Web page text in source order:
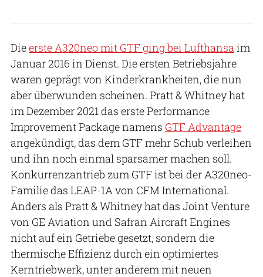
Dieerste A320neo mit GTF ging bei Lufthansa im
Januar 2016 in Dienst. Die ersten Betriebsjahre
waren geprägt von Kinderkrankheiten, die nun
aber überwunden scheinen. Pratt & Whitney hat
im Dezember 2021 das erste Performance
Improvement Package namens GTF Advantage
angekündigt, das dem GTF mehr Schub verleihen
und ihn noch einmal sparsamer machen soll.
Konkurrenzantrieb zum GTF ist bei der A320neo-
Familie das LEAP-1A von CFM International.
Anders als Pratt & Whitney hat das Joint Venture
von GE Aviation und Safran Aircraft Engines
nicht auf ein Getriebe gesetzt, sondern die
thermische Effizienz durch ein optimiertes
Kerntriebwerk, unter anderem mit neuen